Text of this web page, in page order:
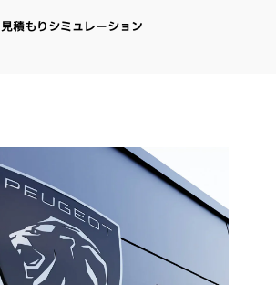
見積もりシミュレーション